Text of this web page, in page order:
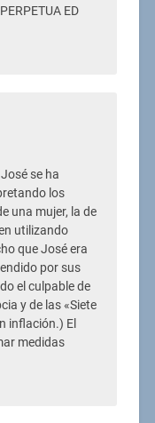
ED
se ha
los
una mujer, la de
utilizando
que José era
por sus
el culpable de
y de las «Siete
inflación.) El
medidas